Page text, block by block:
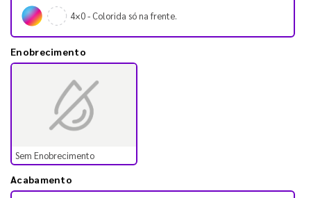
4×0 - Colorida só na frente.
Enobrecimento
Sem Enobrecimento
Acabamento